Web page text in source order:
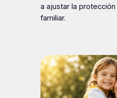
a ajustar la protección
familiar.